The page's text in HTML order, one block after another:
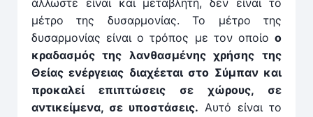
άλλωστε είναι και μεταβλητή, δεν είναι το
μέτρο της δυσαρμονίας. Το μέτρο της
δυσαρμονίας είναι ο τρόπος με τον οποίο ο
κραδασμός της λανθασμένης χρήσης της
Θείας ενέργειας διαχέεται στο Σύμπαν και
προκαλεί επιπτώσεις σε χώρους, σε
αντικείμενα, σε υποστάσεις. Αυτό είναι το